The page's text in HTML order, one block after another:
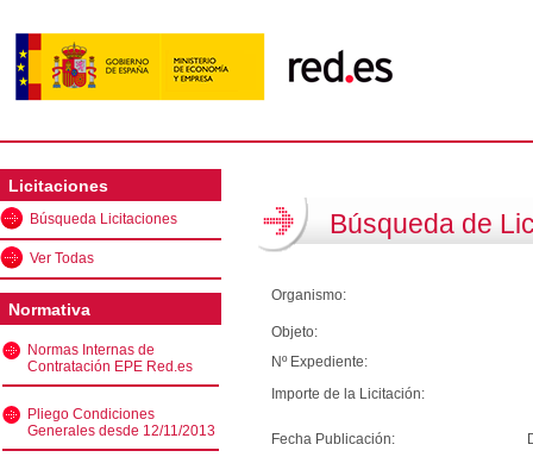
Licitaciones
Búsqueda Licitaciones
Ver Todas
Normativa
Normas Internas de
Contratación EPE Red.es
Pliego Condiciones
Generales desde 12/11/2013
Búsqueda de
Organismo:
Objeto:
Nº Expediente:
Importe de la Licitación:
Fecha Publicación: